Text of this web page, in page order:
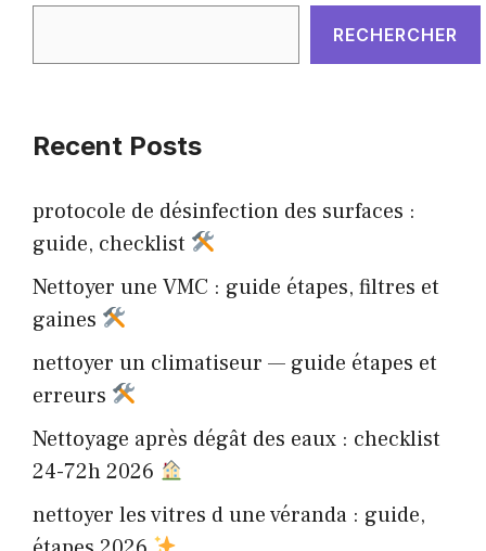
RECHERCHER
Recent Posts
protocole de désinfection des surfaces :
guide, checklist
Nettoyer une VMC : guide étapes, filtres et
gaines
nettoyer un climatiseur — guide étapes et
erreurs
Nettoyage après dégât des eaux : checklist
24-72h 2026
nettoyer les vitres d une véranda : guide,